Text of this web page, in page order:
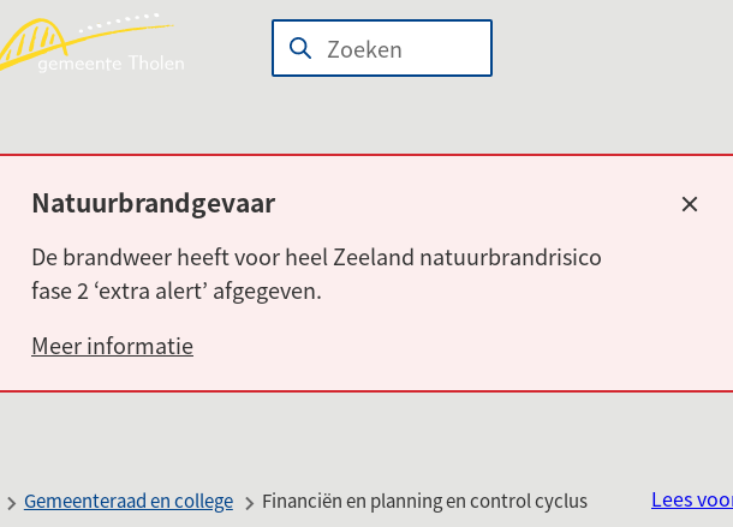
Mijn
Tholen
(Verwijst
externe
website)
Zoeken
Wanneer
zijn
kun
hierdoor
navigeren
omhoog
te
Alarm:
Natuurbrandgevaar
De brandweer heeft voor heel Zeeland natuurbrandrisico
fase 2 ‘extra alert’ afgegeven.
Meer informatie
Gemeenteraad en college Financiën en planning en control cyclus Lees